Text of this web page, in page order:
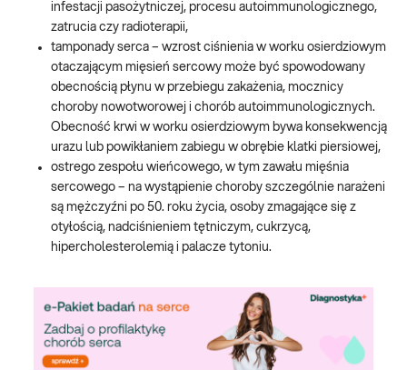
infestacji pasożytniczej, procesu autoimmunologicznego,
zatrucia czy radioterapii,
tamponady serca – wzrost ciśnienia w worku osierdziowym
otaczającym mięsień sercowy może być spowodowany
obecnością płynu w przebiegu zakażenia, mocznicy
choroby nowotworowej i chorób autoimmunologicznych.
Obecność krwi w worku osierdziowym bywa konsekwencją
urazu lub powikłaniem zabiegu w obrębie klatki piersiowej,
ostrego zespołu wieńcowego, w tym zawału mięśnia
sercowego – na wystąpienie choroby szczególnie narażeni
są mężczyźni po 50. roku życia, osoby zmagające się z
otyłością, nadciśnieniem tętniczym, cukrzycą,
hipercholesterolemią i palacze tytoniu.